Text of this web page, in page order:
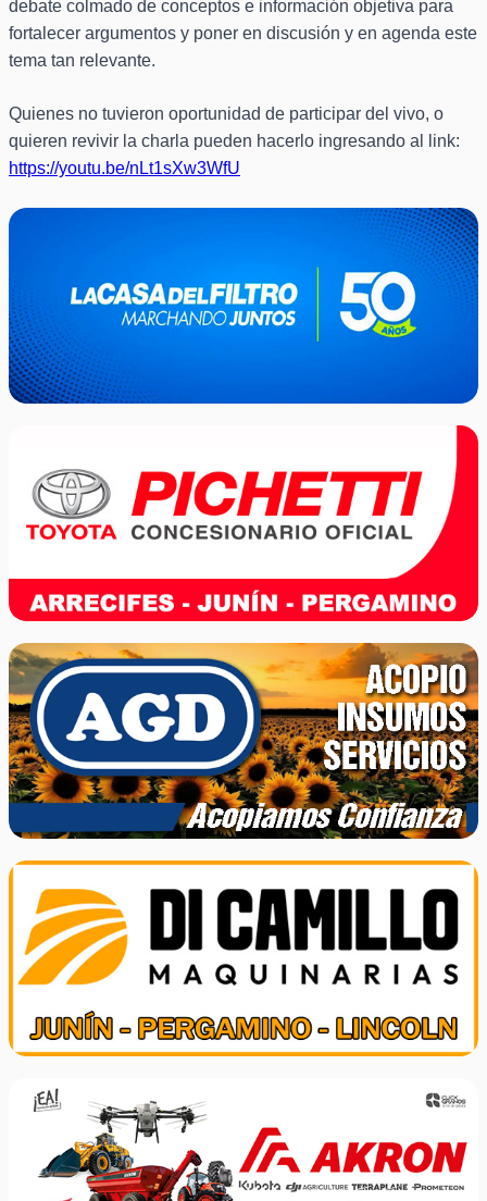
debate colmado de conceptos e información objetiva para
fortalecer argumentos y poner en discusión y en agenda este
tema tan relevante.
Quienes no tuvieron oportunidad de participar del vivo, o
quieren revivir la charla pueden hacerlo ingresando al link:
https://youtu.be/nLt1sXw3WfU